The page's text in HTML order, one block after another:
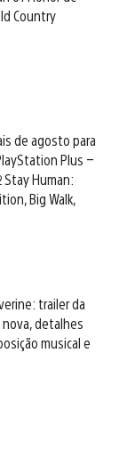
Country
de agosto para
Plus –
Human:
Big Walk,
trailer da
detalhes
musical e